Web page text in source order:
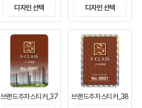
디자인 선택 디자인 선택
브랜드주차스티커_37 브랜드주차스티커_38